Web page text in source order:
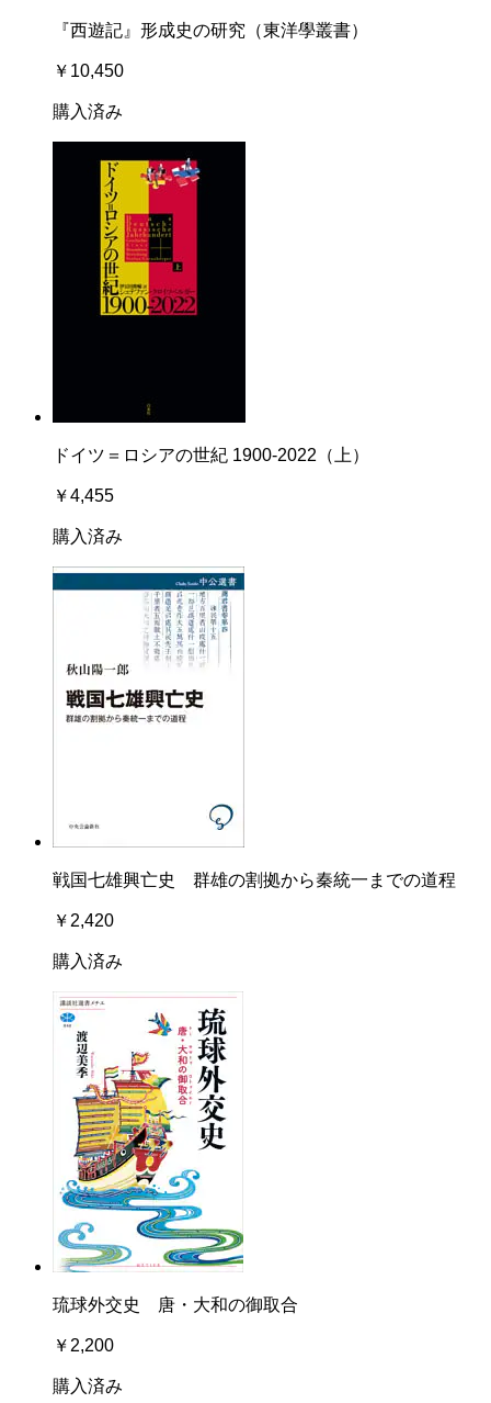
『西遊記』形成史の研究（東洋學叢書）
￥10,450
購入済み
ドイツ＝ロシアの世紀 1900-2022（上）
￥4,455
購入済み
戦国七雄興亡史 群雄の割拠から秦統一までの道程
￥2,420
購入済み
琉球外交史 唐・大和の御取合
￥2,200
購入済み